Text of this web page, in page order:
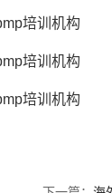
培训机构
培训机构
培训机构